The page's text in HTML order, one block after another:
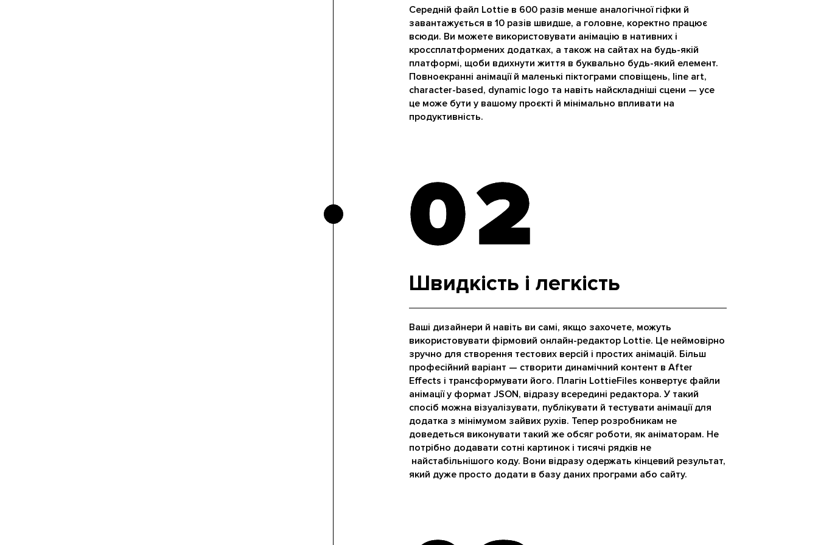
Середній файл Lottie в 600 разів менше аналогічної гіфки й
завантажується в 10 разів швидше, а головне, коректно працює
всюди. Ви можете використовувати анімацію в нативних і
кроссплатформених додатках, а також на сайтах на будь-якій
платформі, щоби вдихнути життя в буквально будь-який елемент.
Повноекранні анімації й маленькі піктограми сповіщень, line art,
character-based, dynamic logo та навіть найскладніші сцени — усе
це може бути у вашому проєкті й мінімально впливати на
продуктивність.
02
02
Швидкість і легкість
Ваші дизайнери й навіть ви самі, якщо захочете, можуть
використовувати фірмовий онлайн-редактор Lottie. Це неймовірно
зручно для створення тестових версій і простих анімацій. Більш
професійний варіант — створити динамічний контент в After
Effects і трансформувати його. Плагін LottieFiles конвертує файли
анімації у формат JSON, відразу всередині редактора. У такий
спосіб можна візуалізувати, публікувати й тестувати анімації для
додатка з мінімумом зайвих рухів. Тепер розробникам не
доведеться виконувати такий же обсяг роботи, як аніматорам. Не
потрібно додавати сотні картинок і тисячі рядків не
найстабільнішого коду. Вони відразу одержать кінцевий результат,
який дуже просто додати в базу даних програми або сайту.